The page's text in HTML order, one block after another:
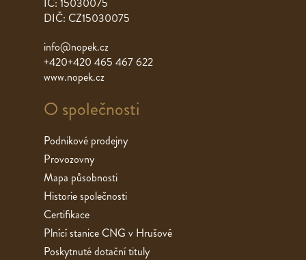
DIČ: CZ15030075
info@nopek.cz
+420+420 465 467 622
www.nopek.cz
O společnosti
Podnikové prodejny
Provozovny
Mapa působnosti
Historie společnosti
Certifikace
Plnící stanice CNG v Hrušové
Poskytnuté dotační tituly